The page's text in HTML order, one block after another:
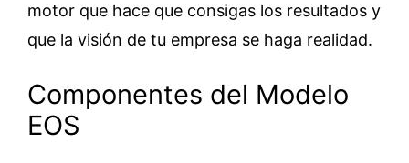
motor que hace que consigas los resultados y
que la visión de tu empresa se haga realidad.
Componentes del Modelo
EOS